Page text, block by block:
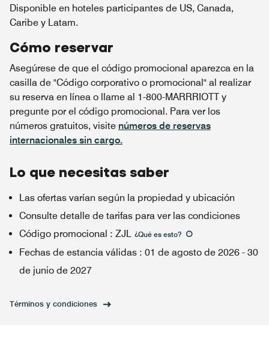
Disponible en hoteles participantes de US, Canada,
Caribe y Latam.
Cómo reservar
Asegúrese de que el código promocional aparezca en la
casilla de "Código corporativo o promocional" al realizar
su reserva en línea o llame al 1-800-MARRRIOTT y
pregunte por el código promocional. Para ver los
números gratuitos, visite números de reservas
internacionales sin cargo.
Lo que necesitas saber
Las ofertas varían según la propiedad y ubicación
Consulte detalle de tarifas para ver las condiciones
Código promocional : ZJL ¿Qué es esto?
Fechas de estancia válidas : 01 de agosto de 2026 - 30
de junio de 2027
Términos y condiciones